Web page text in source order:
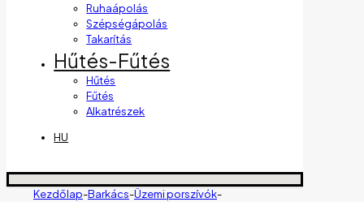
Ruhaápolás
Szépségápolás
Takarítás
Hűtés-Fűtés
Hűtés
Fűtés
Alkatrészek
HU
Kezdőlap-Barkács-Üzemi porszívók-